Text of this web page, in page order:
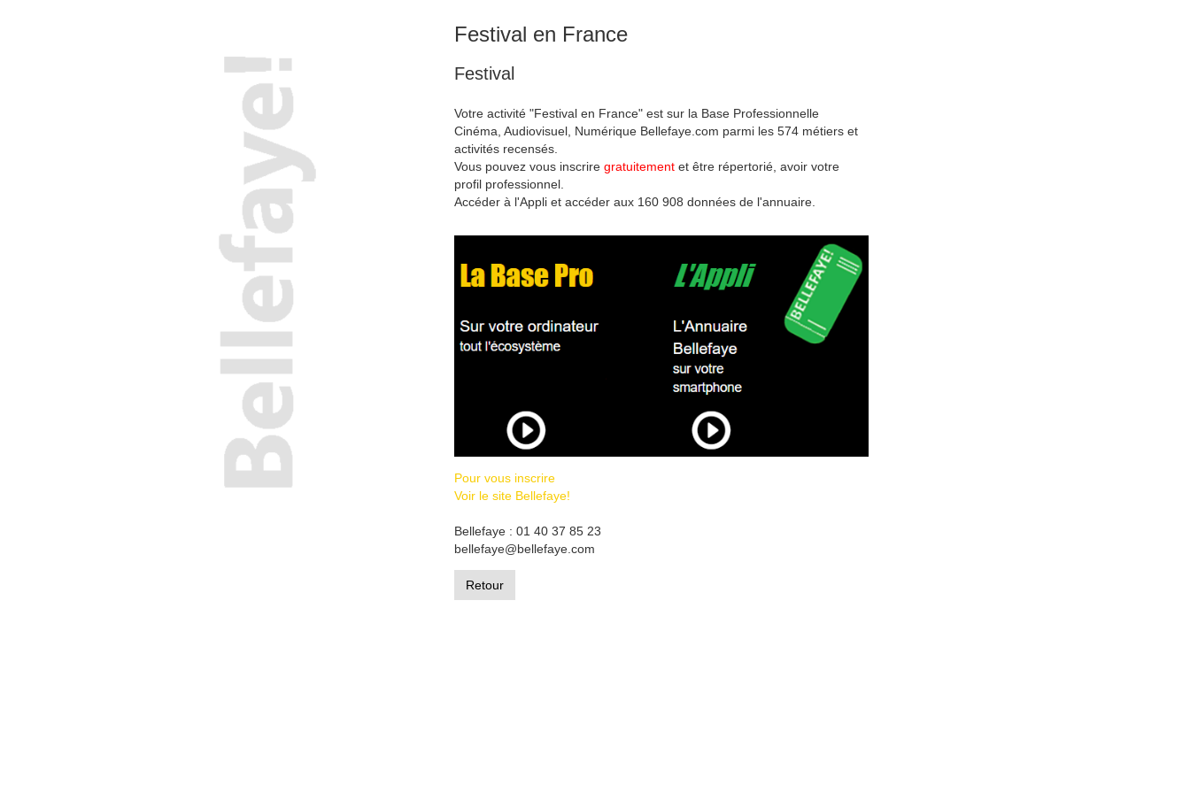
Festival en France
Festival
Votre activité "Festival en France" est sur la Base Professionnelle
Cinéma, Audiovisuel, Numérique Bellefaye.com parmi les 574 métiers et
activités recensés.
Vous pouvez vous inscrire gratuitementet être répertorié, avoir votre
profil professionnel.
Accéder à l'Appli et accéder aux 160 908 données de l'annuaire.
Pour vous inscrire
Voir le site Bellefaye!
Bellefaye : 01 40 37 85 23
bellefaye@bellefaye.com
Retour